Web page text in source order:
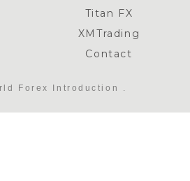
Titan FX
XMTrading
Contact
Forex Introduction .